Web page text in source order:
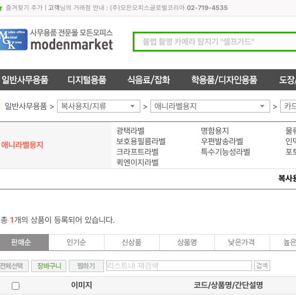
즐겨찾기 추가| 고객님의 거래점 안내 : (주)모든오피스글로벌코리아 02-719-4535
일반사무용품 > 복사용지/지류 > 애니라벨용지 > 카
애니라벨용지
광택라벨 명함용지 물
보호용필름라벨
우편발송라벨 인
크라프트라벨
특수기능성라벨 포
퀵엔이지라벨
복사
총 1개의 상품이 등록되어 있습니다.
이미지
코드/상품명/간단설명